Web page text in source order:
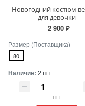
Новогодний костюм
для девочки
2 900 ₽
Размер (Поставщика)
80
Наличие: 2 шт
шт